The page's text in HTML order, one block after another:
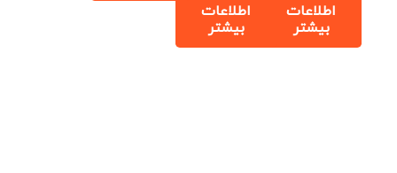
اطلاعات
بیشتر
اطلاعات
بیشتر